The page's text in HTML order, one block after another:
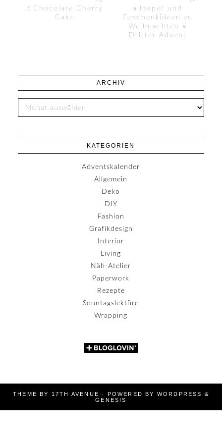
l: Chocolate Cherry
Cake
allpaper und
Geschenkideen zu
Weihnachten #
Dritter Advent
ARCHIV
KATEGORIEN
Adventskalender
Allgemein
Deko
DIY
Fashion
Grafikdesign
Interior
Living
Näh-Atelier
Paperwork
Rezepte
Sonntagslektüre
Wrapping
THEME BY 17TH AVENUE · POWERED BY WORDPRESS
&
GENESIS